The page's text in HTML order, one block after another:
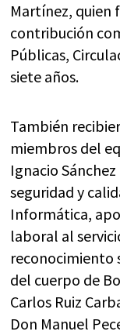
Martínez, quien
contribución
Públicas,
siete años.
También
miembros del
Ignacio
seguridad y
Informática,
laboral al
reconocimiento
del cuerpo de
Carlos Ruiz
Don Manuel